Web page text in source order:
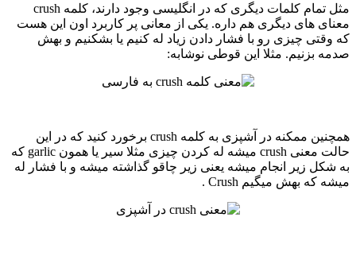
مثل تمام کلمات دیگری که در انگلیسی وجود دارند، کلمه crush
معنای های دیگری هم داره. یکی از معانی پر کاربرد اون این هست
که وقتی چیزی رو با فشار دادن زیاد له کنیم یا بشکنیم و بهش
صدمه بزنیم. مثلا این قوطی نوشابه:
همچنین ممکنه در آشپزی به کلمه crush برخورد کنید که در این
حالت معنی crush میشه له کردن چیزی مثلا سیر یا همون garlic که
به شکل زیر انجام میشه یعنی زیر چاقو گذاشته میشه و با فشار له
میشه که بهش میگیم Crush .